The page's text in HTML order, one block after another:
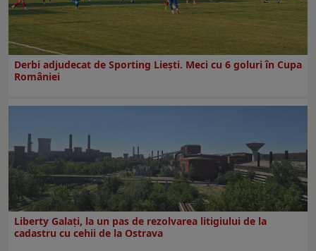
Derbi adjudecat de Sporting Liești. Meci cu 6 goluri în Cupa
României
Liberty Galați, la un pas de rezolvarea litigiului de la
cadastru cu cehii de la Ostrava